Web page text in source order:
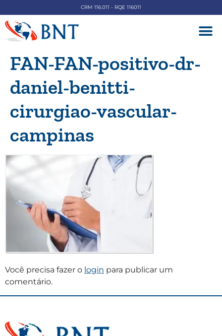
CRM 116.011 - RQE 116011
FAN-FAN-positivo-dr-
daniel-benitti-
cirurgiao-vascular-
campinas
Você precisa fazer o login para publicar um
comentário.